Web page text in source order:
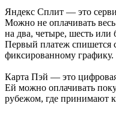
Яндекс Cплит — это
Можно не оплачивать весь
на два, четыре, шесть
Первый платеж спишется
фиксированному графику.
Карта Пэй — это цифровая
Ей можно оплачивать
рубежом, где принимают